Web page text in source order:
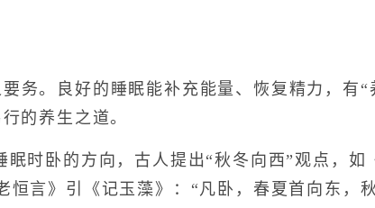
。良好的睡眠能补充能量、恢复精力，有“
的养生之道。
卧的方向，古人提出“秋冬向西”观点，如
恒言》引《记玉藻》：“凡卧，春夏首向东，